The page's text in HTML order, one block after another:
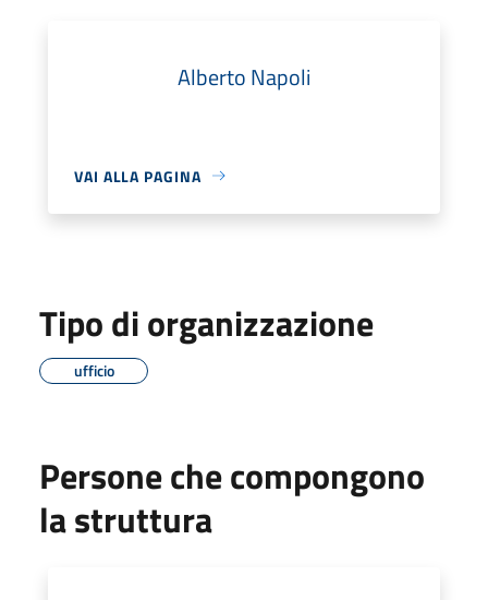
Alberto Napoli
VAI ALLA PAGINA
Tipo di organizzazione
ufficio
Persone che compongono
la struttura